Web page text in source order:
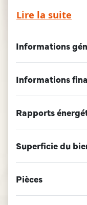
Maison à
!! Parfait pour
goût et/ou en
libérale/
Le bien est
RDC : un hall
indépendante,
un grand et
Lire la suite
Informations
Informations
Rapports
Superficie du
Pièces